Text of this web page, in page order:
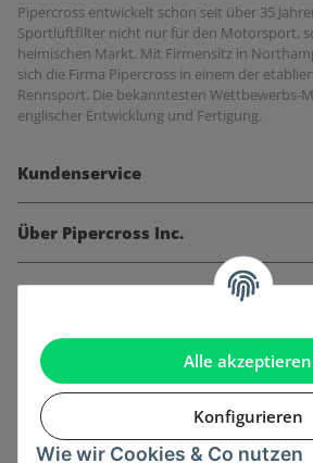
Alle akzeptieren
Konfigurieren
Wie wir Cookies & Co nutzen
Pipercross entwickelt schon seit über 35
Sportluftfilter nicht nur für den Motorsport,
heimischen Markt. Mit Firmensitz in
sich die Firma Pipercross in einem der
Rennsport. Die bekanntesten Wettbewerbs-
englischer Entwicklung und Fertigung.
Kundenservice
Über Pipercross Inc.
Informationen
Gesetzliche Informationen